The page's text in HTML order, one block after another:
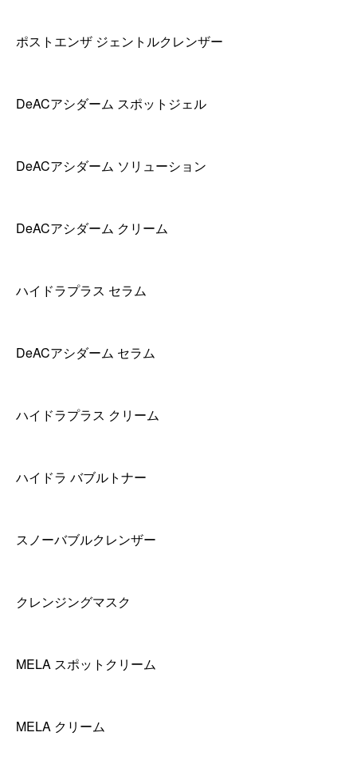
ポストエンザ ジェントルクレンザー
DeACアシダーム スポットジェル
DeACアシダーム ソリューション
DeACアシダーム クリーム
ハイドラプラス セラム
DeACアシダーム セラム
ハイドラプラス クリーム
ハイドラ バブルトナー
スノーバブルクレンザー
クレンジングマスク
MELA スポットクリーム
MELA クリーム